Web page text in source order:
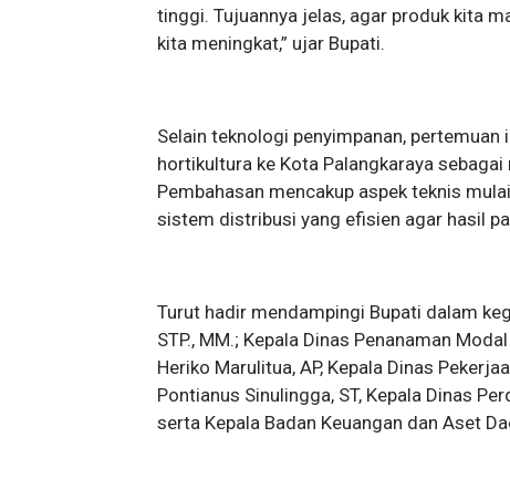
tinggi. Tujuannya jelas, agar produk kita
kita meningkat,” ujar Bupati.
Selain teknologi penyimpanan,
hortikultura ke Kota Palangkaraya
Pembahasan mencakup aspek teknis
sistem distribusi yang efisien agar hasil
Turut hadir mendampingi Bupati dalam
STP., MM.; Kepala Dinas Penanaman
Heriko Marulitua, AP, Kepala Dinas
Pontianus Sinulingga, ST, Kepala Dinas
serta Kepala Badan Keuangan dan Aset